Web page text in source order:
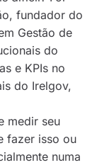
fundador do
Gestão de
do
e KPIs no
do Irelgov,
medir seu
fazer isso ou
numa